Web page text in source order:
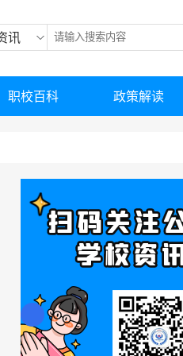
讯
职校百科 政策解读